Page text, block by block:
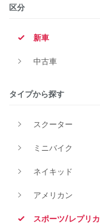
区分
新車
中古車
タイプから探す
スクーター
ミニバイク
ネイキッド
アメリカン
スポーツ/レプリカ
排気量
価格